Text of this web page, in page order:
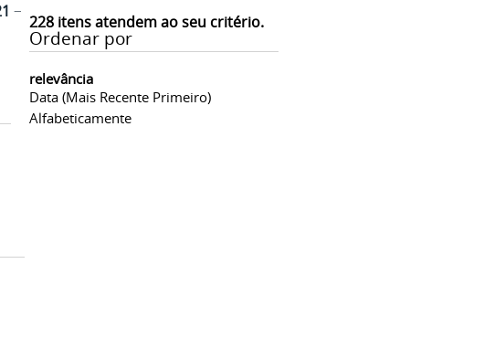
228itens atendem ao seu critério.
Ordenar por
relevância
Data (mais Recente Primeiro)
Alfabeticamente
–